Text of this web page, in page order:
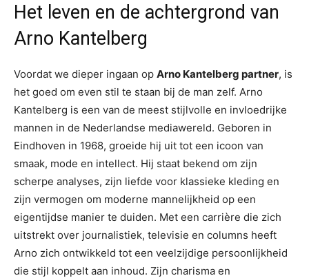
Het leven en de achtergrond van
Arno Kantelberg
Voordat we dieper ingaan op Arno Kantelberg partner, is
het goed om even stil te staan bij de man zelf. Arno
Kantelberg is een van de meest stijlvolle en invloedrijke
mannen in de Nederlandse mediawereld. Geboren in
Eindhoven in 1968, groeide hij uit tot een icoon van
smaak, mode en intellect. Hij staat bekend om zijn
scherpe analyses, zijn liefde voor klassieke kleding en
zijn vermogen om moderne mannelijkheid op een
eigentijdse manier te duiden. Met een carrière die zich
uitstrekt over journalistiek, televisie en columns heeft
Arno zich ontwikkeld tot een veelzijdige persoonlijkheid
die stijl koppelt aan inhoud. Zijn charisma en